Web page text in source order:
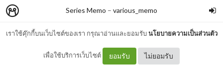
เราใช้คุ๊กกี้บนเว็บไซต์ของเรา กรุณาอ่านและยอมรับนโยบายความเป็นส่วนตัว
เพื่อใช้บริการเว็บไซต์ ยอมรับ ไม่ยอมรับ
Series Memo – various_memo